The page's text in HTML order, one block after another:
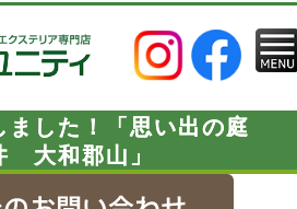
ました！「思い出の庭
大和郡山」